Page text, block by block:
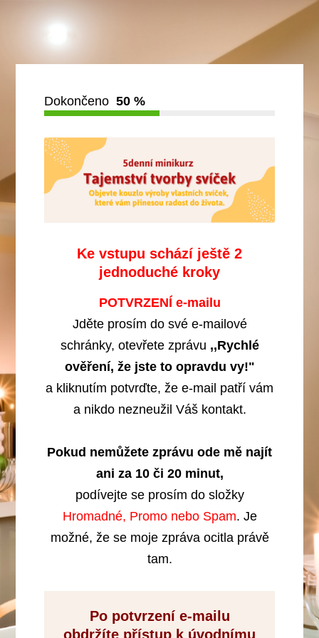
Dokončeno 50 %
Ke vstupu schází ještě 2
jednoduché kroky
POTVRZENÍ e-mailu
Jděte prosím do své e-mailové
schránky, otevřete zprávu ,,Rychlé
ověření, že jste to opravdu vy!"
a kliknutím potvrďte, že e-mail patří vám
a nikdo nezneužil Váš kontakt.
Pokud nemůžete zprávu ode mě najít
ani za 10 či 20 minut,
podívejte se prosím do složky
Hromadné, Promo nebo Spam. Je
možné, že se moje zpráva ocitla právě
tam.
Po potvrzení e-mailu
obdržíte přístup k úvodnímu